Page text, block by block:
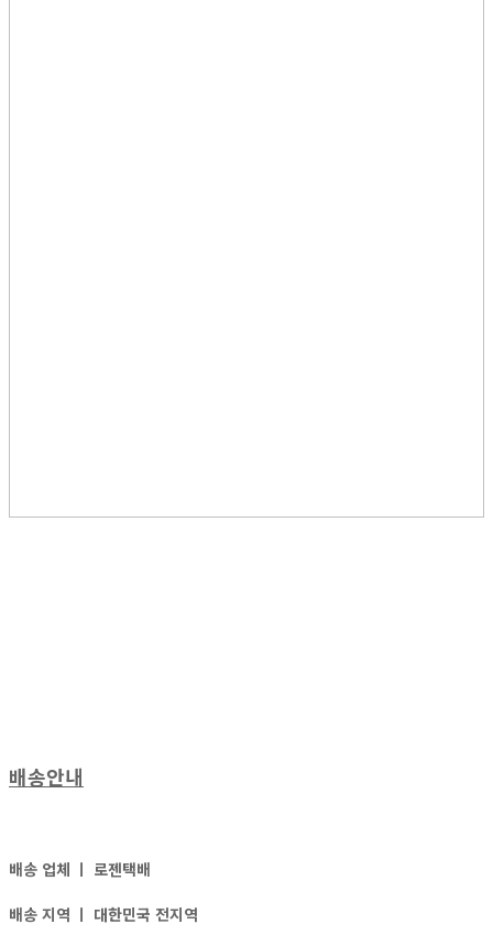
배송안내
배송 업체 ㅣ 로젠택배
배송 지역 ㅣ 대한민국 전지역